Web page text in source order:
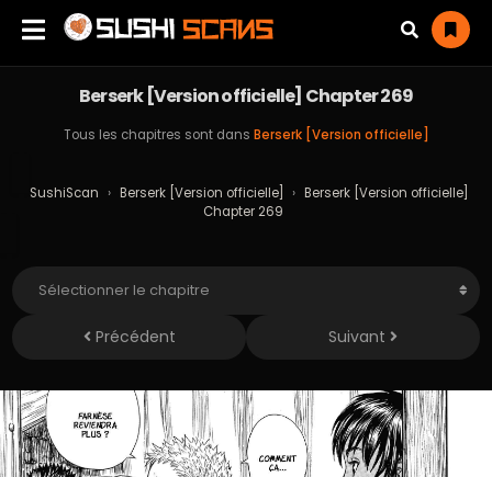
Berserk [Version officielle] Chapter 269
Tous les chapitres sont dans Berserk [Version officielle]
SushiScan › Berserk [Version officielle] › Berserk [Version officielle]
Chapter 269
Précédent Suivant